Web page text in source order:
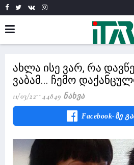
ახლა ისე ვარ, რა
ვაბამ... ჩემო
11/03/22 44849 Ნახვა
Facebook-Ზე